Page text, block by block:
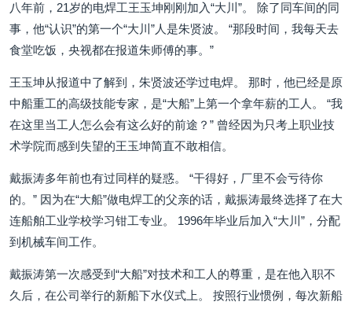
八年前，21岁的电焊工王玉坤刚刚加入“大川”。 除了同车间的同
事，他“认识”的第一个“大川”人是朱贤波。 “那段时间，我每天去
食堂吃饭，央视都在报道朱师傅的事。”
王玉坤从报道中了解到，朱贤波还学过电焊。 那时，他已经是原
中船重工的高级技能专家，是“大船”上第一个拿年薪的工人。 “我
在这里当工人怎么会有这么好的前途？” 曾经因为只考上职业技
术学院而感到失望的王玉坤简直不敢相信。
戴振涛多年前也有过同样的疑惑。 “干得好，厂里不会亏待你
的。” 因为在“大船”做电焊工的父亲的话，戴振涛最终选择了在大
连船舶工业学校学习钳工专业。 1996年毕业后加入“大川”，分配
到机械车间工作。
戴振涛第一次感受到“大船”对技术和工人的尊重，是在他入职不
久后，在公司举行的新船下水仪式上。 按照行业惯例，每次新船